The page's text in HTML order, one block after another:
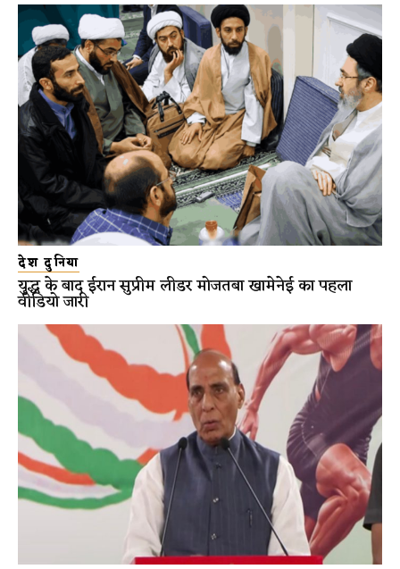
देश दुनिया
युद्ध के बाद ईरान सुप्रीम लीडर मोजतबा खामेनेई का पहला
वीडियो जारी